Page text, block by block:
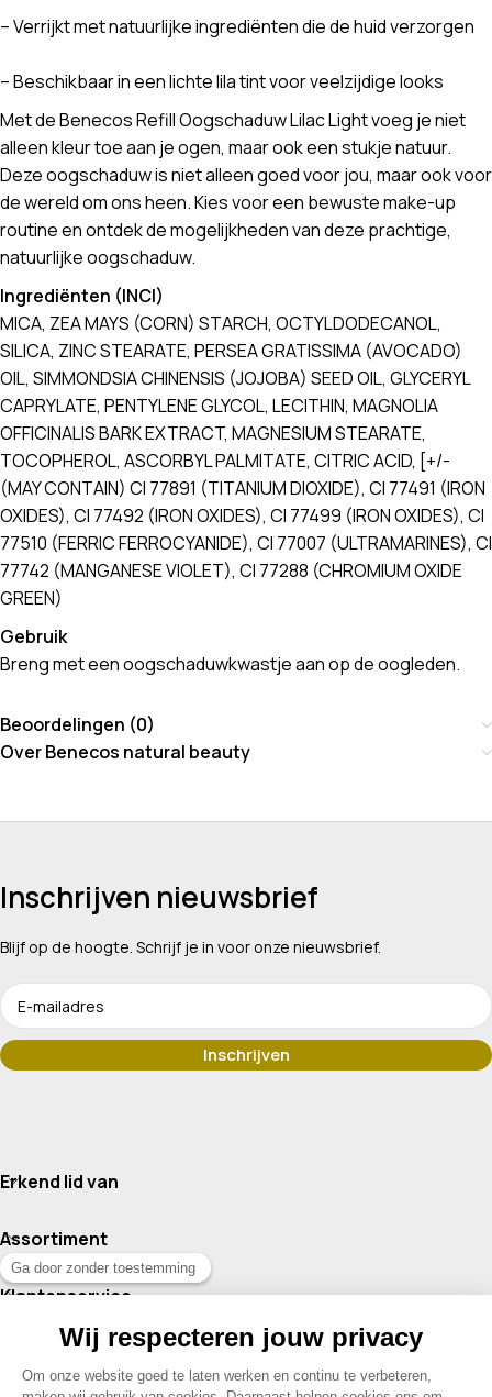
– Verrijkt met natuurlijke ingrediënten die de huid verzorgen
– Beschikbaar in een lichte lila tint voor veelzijdige looks
Met de Benecos Refill Oogschaduw Lilac Light voeg je niet
alleen kleur toe aan je ogen, maar ook een stukje natuur.
Deze oogschaduw is niet alleen goed voor jou, maar ook voor
de wereld om ons heen. Kies voor een bewuste make-up
routine en ontdek de mogelijkheden van deze prachtige,
natuurlijke oogschaduw.
Ingrediënten (INCI)
MICA, ZEA MAYS (CORN) STARCH, OCTYLDODECANOL,
SILICA, ZINC STEARATE, PERSEA GRATISSIMA (AVOCADO)
OIL, SIMMONDSIA CHINENSIS (JOJOBA) SEED OIL, GLYCERYL
CAPRYLATE, PENTYLENE GLYCOL, LECITHIN, MAGNOLIA
OFFICINALIS BARK EXTRACT, MAGNESIUM STEARATE,
TOCOPHEROL, ASCORBYL PALMITATE, CITRIC ACID, [+/-
(MAY CONTAIN) CI 77891 (TITANIUM DIOXIDE), CI 77491 (IRON
OXIDES), CI 77492 (IRON OXIDES), CI 77499 (IRON OXIDES), CI
77510 (FERRIC FERROCYANIDE), CI 77007 (ULTRAMARINES), CI
77742 (MANGANESE VIOLET), CI 77288 (CHROMIUM OXIDE
GREEN)
Gebruik
Breng met een oogschaduwkwastje aan op de oogleden.
Beoordelingen (0)
Over Benecos natural beauty
Inschrijven nieuwsbrief
Blijf op de hoogte. Schrijf je in voor onze nieuwsbrief.
Erkend lid van
Assortiment
Klantenservice
Contact
© 2026 Drogisterij Het Geheim | Alle rechten voorbehouden |